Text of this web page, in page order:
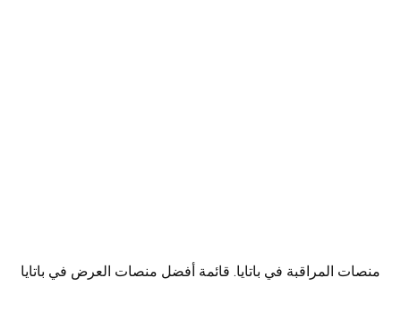
منصات المراقبة في باتايا. قائمة أفضل منصات العرض في باتايا